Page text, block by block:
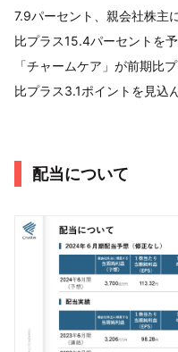
7.9パーセント、親会社株主
比プラス15.4パーセントを
「チャームケア」が前期比
比プラス3.1ポイントを見込
配当について